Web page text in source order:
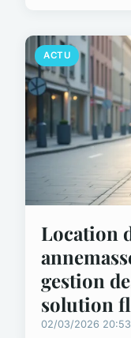
ACTU
Location
gestion
solution
02/03/2026 20:53